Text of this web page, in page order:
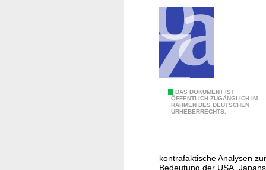
u
n
d
D
s
e
DAS DOKUMENT IST
ÖFFENTLICH ZUGÄNGLICH IM
RAHMEN DES DEUTSCHEN
URHEBERRECHTS.
M
b
kontrafaktische Analysen zur
Bedeutung der USA,